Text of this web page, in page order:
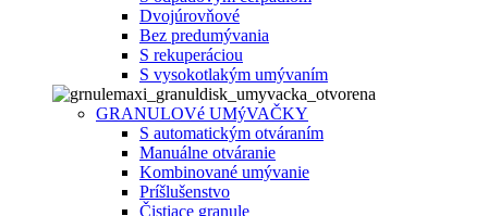
Dvojúrovňové
Bez predumývania
S rekuperáciou
S vysokotlakým umývaním
GRANULOVé UMýVAČKY
S automatickým otváraním
Manuálne otváranie
Kombinované umývanie
Príšlušenstvo
Čistiace granule